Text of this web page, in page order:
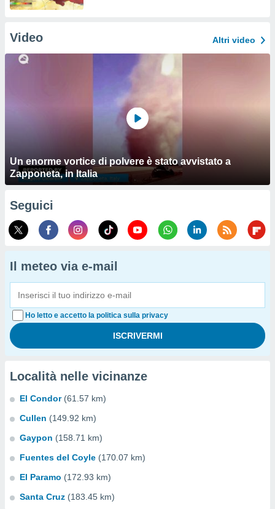
Video Altri video
Un enorme vortice di polvere è stato avvistato a
Zapponeta, in Italia
Seguici
Il meteo via e-mail
Ho letto e accetto la politica sulla privacy
Località nelle vicinanze
El Condor (61.57 km)
Cullen (149.92 km)
Gaypon (158.71 km)
Fuentes del Coyle (170.07 km)
El Paramo (172.93 km)
Santa Cruz (183.45 km)